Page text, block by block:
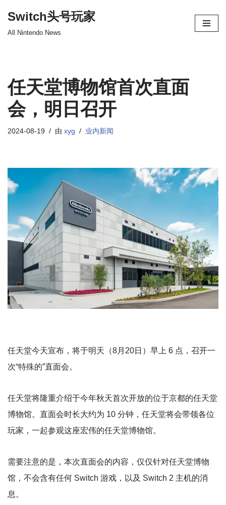
Switch头号玩家
All Nintendo News
任天堂博物馆首次直面
会，明日召开
2024-08-19 由 xyg 业内新闻
任天堂今天宣布，将于明天（8月20日）早上 6 点，召开一
次“特殊的”直面会。
任天堂将隆重介绍于今年秋天首次开放的位于京都的任天堂
博物馆。直面会时长大约为 10 分钟，任天堂将会带领各位
玩家，一起参观这座宏伟的任天堂博物馆。
需要注意的是，本次直面会的内容，仅仅针对任天堂博物
馆，不会含有任何 Switch 游戏，以及 Switch 2 主机的消
息。